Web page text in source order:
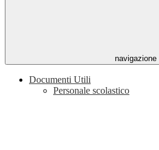
navigazione
Documenti Utili
Personale scolastico